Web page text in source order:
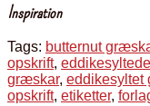
Inspiration
Tags: butternut
opskrift,
græskar, eddikesyltet
opskrift, etiketter,